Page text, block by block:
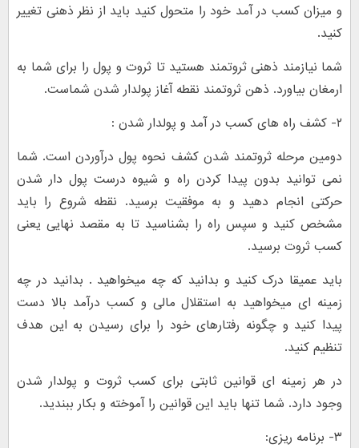
و میزان کسب در آمد خود را متحول کنید باید از نظر ذهنی تغییر
کنید.
شما نیازمند ذهنی ثروتمند هستید تا ثروت و پول را برای شما به
ارمغان بیاورد. ذهن ثروتمند نقطه آغاز پولدار شدن شماست.
۲- کشف راه های کسب در آمد و پولدار شدن :
دومین مرحله ثروتمند شدن کشف نحوه پول درآوردن است. شما
نمی توانید بدون پیدا کردن راه و شیوه درست پول دار شدن
حرکتی انجام دهید و به موفقیت برسید. نقطه شروع را باید
مشخص کنید و سپس راه را بشناسید تا به مقصد نهایی یعنی
کسب ثروت برسید.
باید عمیقا درک کنید و بدانید که چه میخواهید . بدانید در چه
زمینه ای میخواهید به استقلال مالی و کسب درآمد بالا دست
پیدا کنید و چگونه رفتارهای خود را برای رسیدن به این هدف
تنظیم کنید.
در هر زمینه ای قوانین ثابتی برای کسب ثروت و پولدار شدن
وجود دارد. شما تنها باید این قوانین را آموخته و بکار ببندید.
۳- برنامه ریزی: